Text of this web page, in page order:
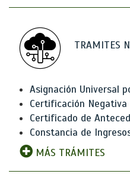
TRAMITES
Asignación Universal
Certificación Negativa
Certificado de
Constancia de
MÁS TRÁMITES